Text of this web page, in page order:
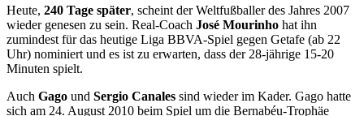
Heute, 240 Tage später, scheint der Weltfußballer des Jahres 2007
wieder genesen zu sein. Real-Coach José Mourinho hat ihn
zumindest für das heutige Liga BBVA-Spiel gegen Getafe (ab 22
Uhr) nominiert und es ist zu erwarten, dass der 28-jährige 15-20
Minuten spielt.
Auch Gago und Sergio Canales sind wieder im Kader. Gago hatte
sich am 24. August 2010 beim Spiel um die Bernabéu-Trophäe